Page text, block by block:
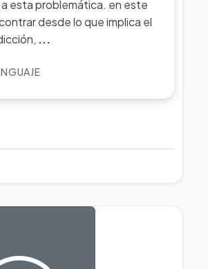
esta problemática. en este
desde lo que implica el
...